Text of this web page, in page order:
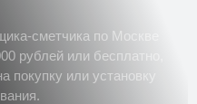
сметчика по Москве
рублей или бесплатно,
покупку или установку